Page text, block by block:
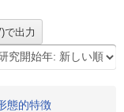
態的特徴